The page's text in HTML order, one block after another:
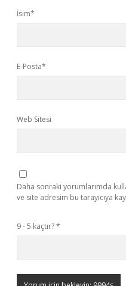
İsim*
E-Posta*
Web Sitesi
Daha sonraki yorumlarımda
ve site adresim bu tarayıcıya
9 - 5 kaçtır?*